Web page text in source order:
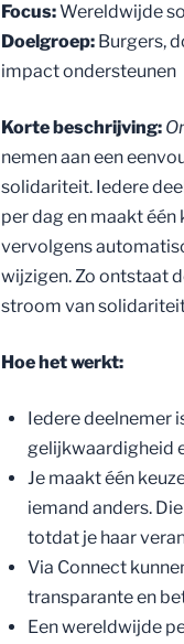
Focus:Wereldwijde
Doelgroep:Burgers,
impact ondersteunen
Korte beschrijving:
nemen aan een
solidariteit. Iedere
per dag en maakt één
vervolgens
wijzigen. Zo ontstaat
stroom van
Hoe het werkt:
Iedere deelnemer
gelijkwaardigheid
Je maakt één
iemand anders.
totdat je haar
Via Connect
transparante en
Een wereldwijde